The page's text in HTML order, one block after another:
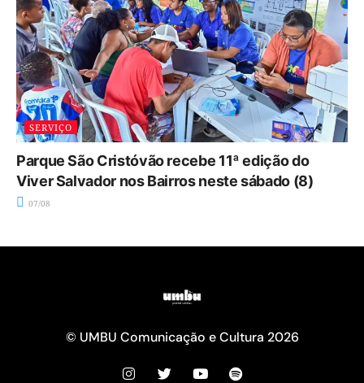
SERVIÇO
Parque São Cristóvão recebe 11ª edição do
Viver Salvador nos Bairros neste sábado (8)
07/08
© UMBU Comunicação e Cultura 2026